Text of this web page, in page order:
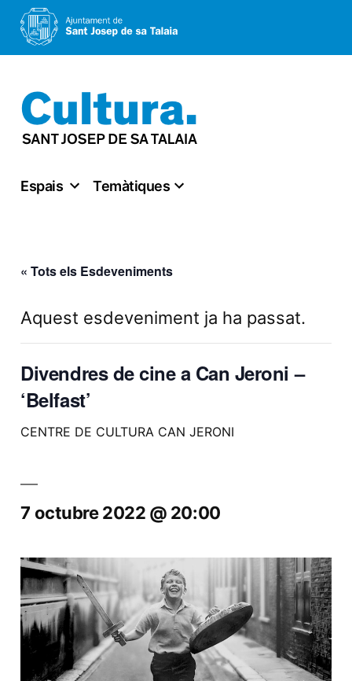
al
contingut
Espais Temàtiques
« Tots els Esdeveniments
Aquest esdeveniment ja ha passat.
Divendres de cine a Can Jeroni –
‘Belfast’
CENTRE DE CULTURA CAN JERONI
7 octubre 2022 @ 20:00